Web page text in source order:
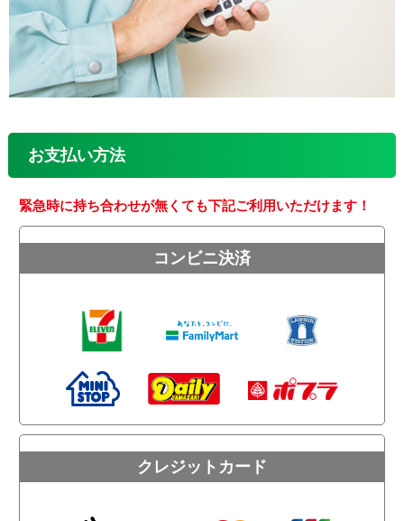
お支払い方法
緊急時に持ち合わせが無くても下記ご利用いただけます！
コンビニ決済
クレジットカード